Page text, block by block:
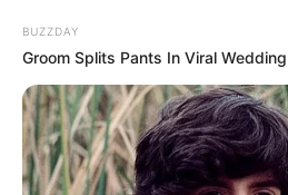
BUZZDAY
Groom Splits Pants In Viral